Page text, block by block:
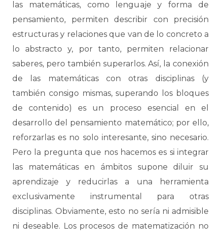
las matemáticas, como lenguaje y forma de
pensamiento, permiten describir con precisión
estructuras y relaciones que van de lo concreto a
lo abstracto y, por tanto, permiten relacionar
saberes, pero también superarlos. Así, la conexión
de las matemáticas con otras disciplinas (y
también consigo mismas, superando los bloques
de contenido) es un proceso esencial en el
desarrollo del pensamiento matemático; por ello,
reforzarlas es no solo interesante, sino necesario.
Pero la pregunta que nos hacemos es si integrar
las matemáticas en ámbitos supone diluir su
aprendizaje y reducirlas a una herramienta
exclusivamente instrumental para otras
disciplinas. Obviamente, esto no sería ni admisible
ni deseable. Los procesos de matematización no